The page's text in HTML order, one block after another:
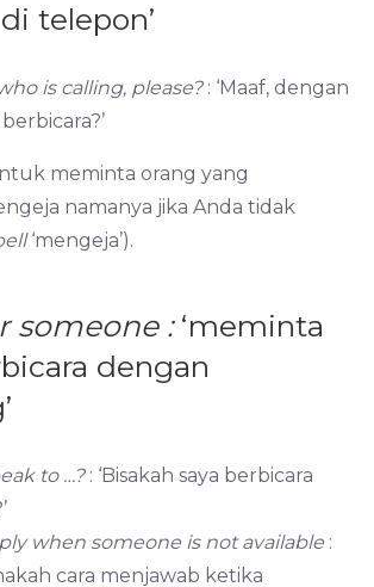
telepon’
is calling, please?: ‘Maaf, dengan
meminta orang yang
namanya jika Anda tidak
‘mengeja’).
someone :‘meminta
dengan
to …?: ‘Bisakah saya berbicara
when someone is not available :
cara menjawab ketika